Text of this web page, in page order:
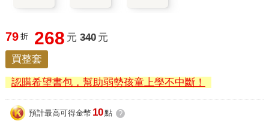
79 折 268 元 340 元
買整套
認購希望書包，幫助弱勢孩童上學不中斷！
預計最高可得金幣 10點 ?